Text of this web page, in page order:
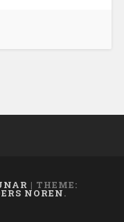
| THEME:
NOREN.